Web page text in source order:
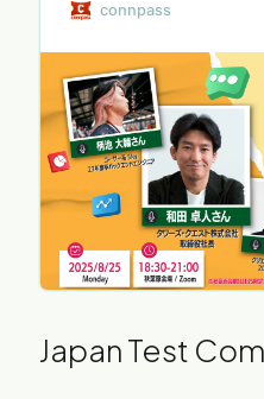
エンジニア必見：和田卓
エーションラインエンジ
から始まりました。 プロ
進を行っていて、業務以
積極的に学習している、
トウェア設計がうまくな
connpass
Japan Test